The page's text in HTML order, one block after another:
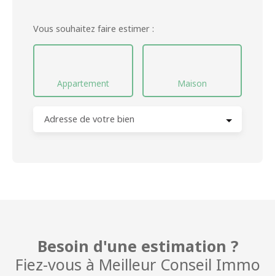
Vous souhaitez faire estimer :
Appartement Maison
Adresse de votre bien
Besoin d'une estimation ?
Fiez-vous à Meilleur Conseil Immo